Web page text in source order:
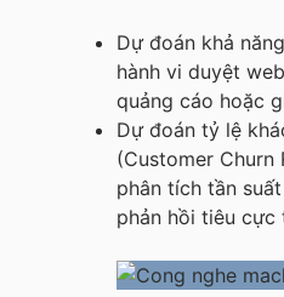
Dự đoán khả
hành vi duyệt
quảng cáo hoặc
Dự đoán tỷ lệ
(Customer Churn
phân tích tần
phản hồi tiêu cực